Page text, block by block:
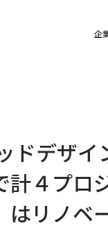
企
ドデザ
計４プロ
リノベ